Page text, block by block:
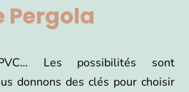
Pergola
Les possibilités sont
donnons des clés pour choisir